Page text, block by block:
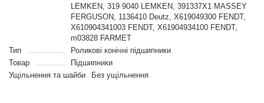
LEMKEN, 319 9040 LEMKEN, 391337X1 MASSEY
FERGUSON, 1136410 Deutz, X619049300 FENDT,
X610904341003 FENDT, X61904934100 FENDT,
m03828 FARMET
Тип
Роликові конічні підшипники
Товар
Підшипники
Ущільнення та шайби
Без ущільнення